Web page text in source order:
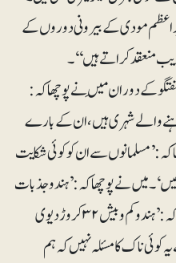
مودی کے بیرونی دوروں کے
منعقد کراتے ہیں‘‘۔
کے دوران مَیں نے پوچھا کہ:
والے شہری ہیں، ان کے بارے
کہ: ’مسلمانوں سے ان کو کوئی شکایت
میں نے پوچھا کہ: ’ہندو جذبات
سے آپ کی کیا مراد ہے؟‘ توان کا کہنا تھاکہ: ’ہندو کم و بیش ۳۲کروڑدیو ی
کوئی ناک کا مسئلہ نہیں کہ ہم